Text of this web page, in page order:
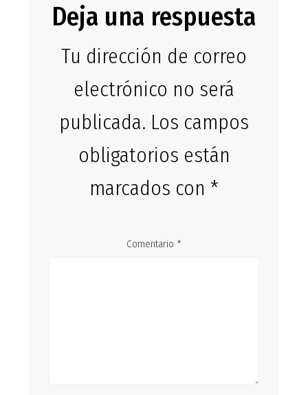
Deja una respuesta
Tu dirección de correo
electrónico no será
publicada. Los campos
obligatorios están
marcados con *
Comentario *